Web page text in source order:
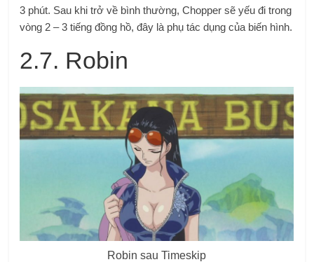
3 phút. Sau khi trở về bình thường, Chopper sẽ yếu đi trong
vòng 2 – 3 tiếng đồng hồ, đây là phụ tác dụng của biến hình.
2.7. Robin
Robin sau Timeskip